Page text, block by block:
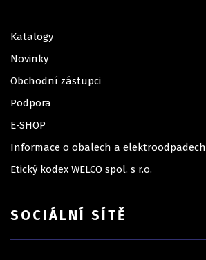
Katalogy
Novinky
Obchodní zástupci
Podpora
E-SHOP
Informace o obalech a elektroodpadech
Etický kodex WELCO spol. s r.o.
SOCIÁLNÍ SÍTĚ